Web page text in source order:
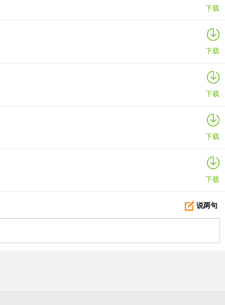
下载
下载
下载
下载
下载
说两句